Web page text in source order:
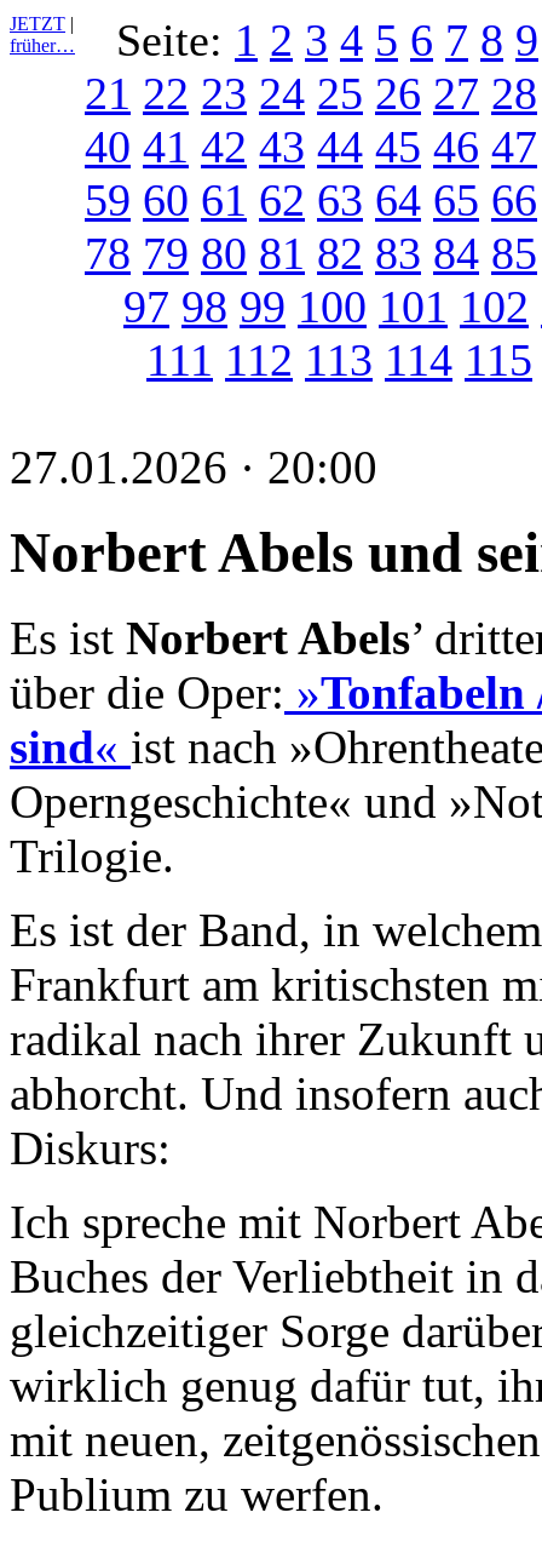
JETZT |
früher…
Seite: 1 2 3 4 5 6 7 8 9
21 22 23 24 25 26 27 28
40 41 42 43 44 45 46 47
59 60 61 62 63 64 65 66
78 79 80 81 82 83 84 85
97 98 99 100 101 102
111 112 113 114 115
27.01.2026 · 20:00
Norbert Abels und
Es ist Norbert Abels’
über die Oper: »Tonfabeln
sind« ist nach
Operngeschichte« und
Trilogie.
Es ist der Band, in
Frankfurt am kritischsten
radikal nach ihrer Zukunft
abhorcht. Und insofern
Diskurs:
Ich spreche mit Norbert
Buches der Verliebtheit in
gleichzeitiger Sorge
wirklich genug dafür tut,
mit neuen,
Publium zu werfen.